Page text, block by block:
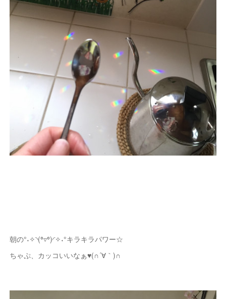
朝の°˖✧◝(⁰▿⁰)◜✧˖°キラキラパワー☆
ちゃぷ、カッコいいなぁ♥(∩´∀｀)∩